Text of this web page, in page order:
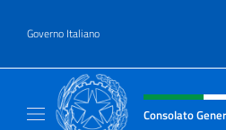
Governo Italiano
Intestazione sito,
Consolato